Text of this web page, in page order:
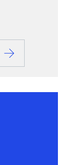
S’inscrire